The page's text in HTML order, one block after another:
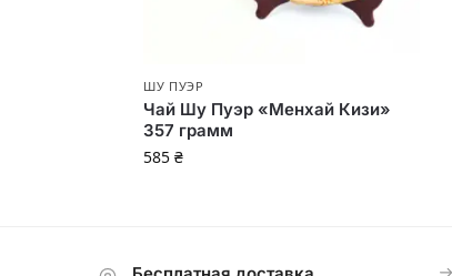
ШУ ПУЭР
Чай Шу Пуэр «Менхай Кизи»
357 грамм
585 ₴